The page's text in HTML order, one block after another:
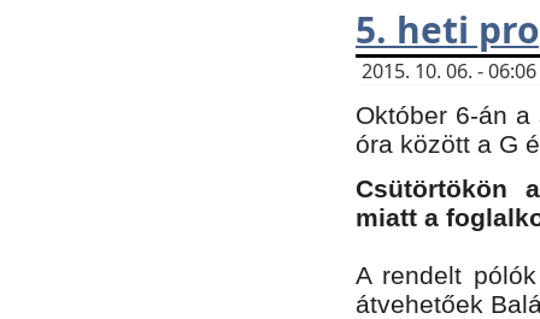
5. heti
2015. 10. 06. -
Október 6-án
óra között a G
Csütörtökön
miatt a
A rendelt
átvehetőek